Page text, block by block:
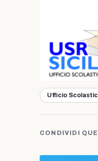
Ufficio
CONDIVIDI